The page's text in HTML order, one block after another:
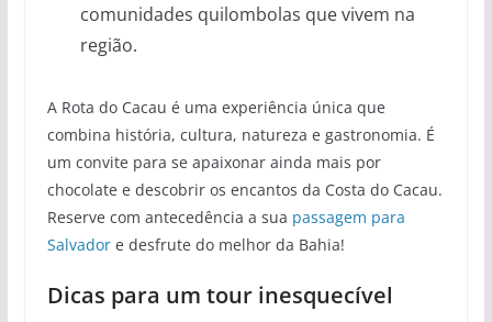
comunidades quilombolas que vivem na
região.
A Rota do Cacau é uma experiência única que
combina história, cultura, natureza e gastronomia. É
um convite para se apaixonar ainda mais por
chocolate e descobrir os encantos da Costa do Cacau.
Reserve com antecedência a sua passagem para
Salvadore desfrute do melhor da Bahia!
Dicas para um tour inesquecível